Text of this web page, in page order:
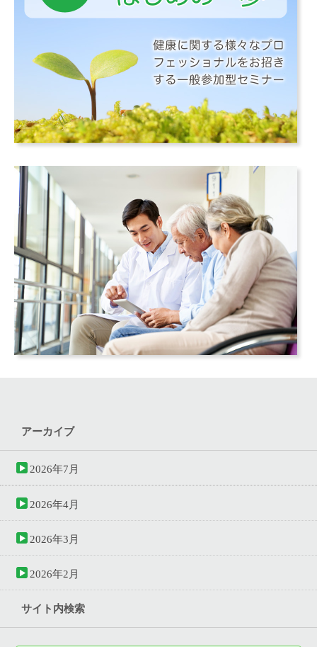
アーカイブ
2026年7月
2026年4月
2026年3月
2026年2月
サイト内検索